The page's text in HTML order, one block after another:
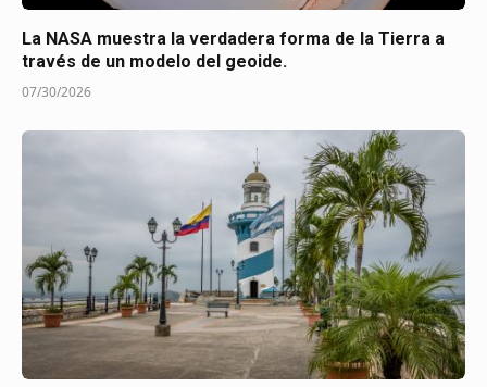
La NASA muestra la verdadera forma de la Tierra a
través de un modelo del geoide.
07/30/2026